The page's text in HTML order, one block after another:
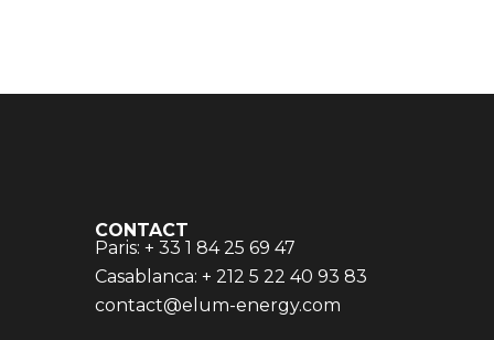
CONTACT
Paris: + 33 1 84 25 69 47
Casablanca: + 212 5 22 40 93 83
contact@elum-energy.com